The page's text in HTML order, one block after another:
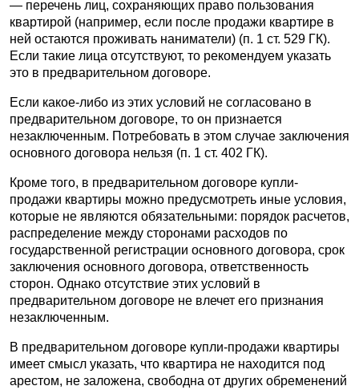
— перечень лиц, сохраняющих право пользования
квартирой (например, если после продажи квартире в
ней остаются проживать наниматели) (п. 1 ст. 529 ГК).
Если такие лица отсутствуют, то рекомендуем указать
это в предварительном договоре.
Если какое-либо из этих условий не согласовано в
предварительном договоре, то он признается
незаключенным. Потребовать в этом случае заключения
основного договора нельзя (п. 1 ст. 402 ГК).
Кроме того, в предварительном договоре купли-
продажи квартиры можно предусмотреть иные условия,
которые не являются обязательными: порядок расчетов,
распределение между сторонами расходов по
государственной регистрации основного договора, срок
заключения основного договора, ответственность
сторон. Однако отсутствие этих условий в
предварительном договоре не влечет его признания
незаключенным.
В предварительном договоре купли-продажи квартиры
имеет смысл указать, что квартира не находится под
арестом, не заложена, свободна от других обременений